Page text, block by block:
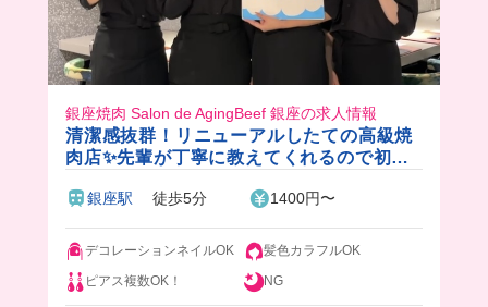
銀座焼肉 Salon de AgingBeef 銀座の求人情報
清潔感抜群！リニューアルしたての高級焼
肉店✨先輩が丁寧に教えてくれるので初心
も自由♪
銀座駅 徒歩5分 1400円〜
デコレーションネイルOK
髪色カラフルOK
ピアス複数OK！
NG